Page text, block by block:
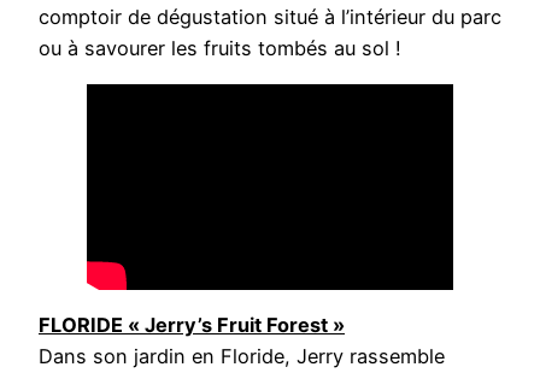
comptoir de dégustation situé à l’intérieur du parc
ou à savourer les fruits tombés au sol !
FLORIDE « Jerry’s Fruit Forest »
Dans son jardin en Floride, Jerry rassemble